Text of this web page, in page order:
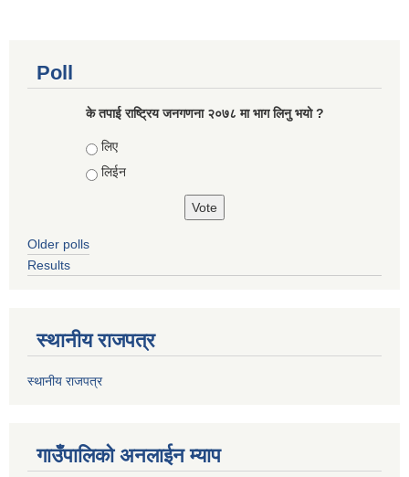
Poll
के तपाई राष्ट्रिय जनगणना २०७८ मा भाग लिनु भयो ?
Choices
लिए
लिईन
Older polls
Results
स्थानीय राजपत्र
स्थानीय राजपत्र
गाउँपालिको अनलाईन म्याप